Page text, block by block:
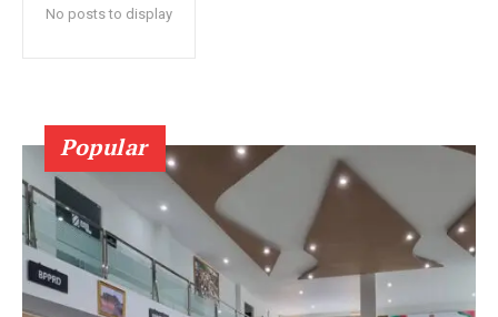
No posts to display
Popular